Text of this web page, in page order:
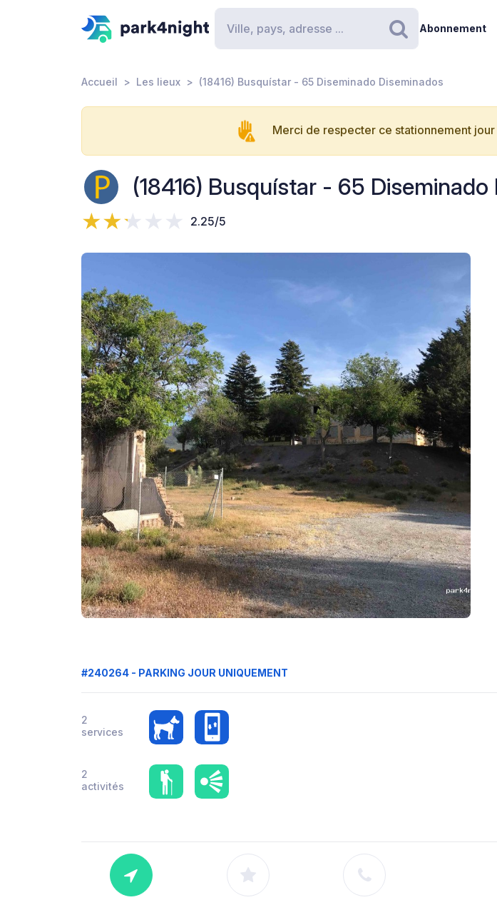
Rechercher
Abonnement
Accueil Les lieux (18416) Busquístar - 65 Diseminado Diseminados
Merci de respecter ce stationnement
(18416) Busquístar - 65 Diseminado
2.25/5
#240264 - PARKING JOUR UNIQUEMENT
2
services
2
activités